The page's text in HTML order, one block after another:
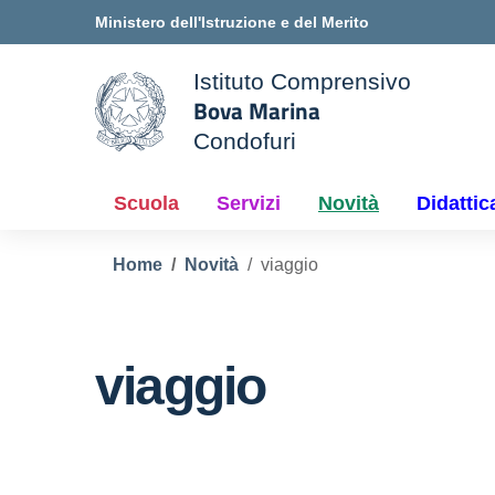
Ministero dell'Istruzione e del Merito
della scuola
Istituto Comprensivo
Bova Marina
Condofuri
Scuola Servizi Novità
Home Novità viaggio
viaggio